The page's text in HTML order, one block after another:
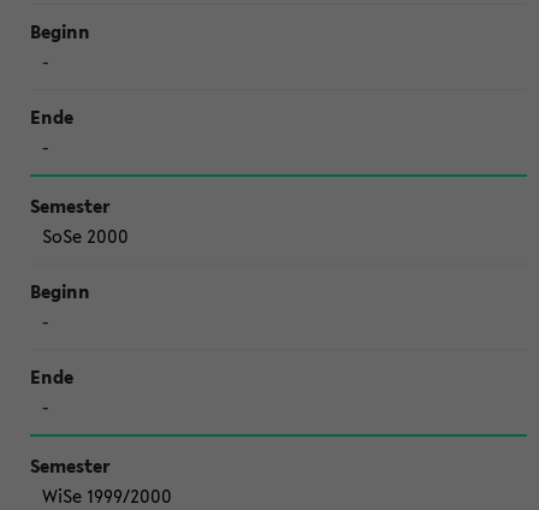
-
-
SoSe 2000
-
-
WiSe 1999/2000